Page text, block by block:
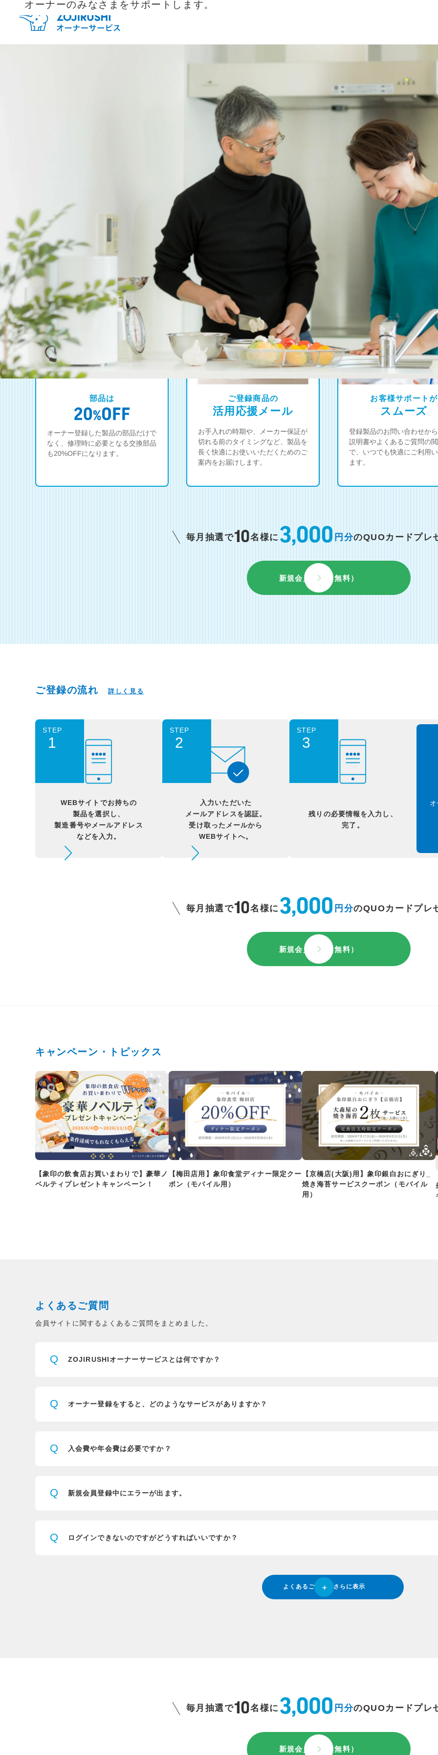
オーナーのみなさまをサポートします。
毎月抽選で 名様に 円分のQUOカードプレ
新規会員登録（無料） ログイン
※新規会員登録または追加製品登録をいただいた方が対象です
※オーナーサービスは日本国内にお住まいの個人の方向けサービスとなりま
オーナー限定！ つの登録特典
部品は
オーナー登録した製品の部品だけで
なく、修理時に必要となる交換部品
も20%OFFになります。
ご登録商品の
活用応援メール
お手入れの時期や、メーカー保証が
切れる前のタイミングなど、製品を
長く快適にお使いいただくためのご
案内をお届けします。
お客様サポートが
スムーズ
登録製品のお問い合わせか
説明書やよくあるご質問の
で、いつでも快適にご利用
ます。
毎月抽選で 名様に 円分のQUOカードプレ
新規会員登録（無料）
ご登録の流れ 詳しく見る
STEP
1
WEBサイトでお持ちの
製品を選択し、
製造番号やメールアドレス
などを入力。
STEP
2
入力いただいた
メールアドレスを認証。
受け取ったメールから
WEBサイトへ。
STEP
3
残りの必要情報を入力し、
完了。
毎月抽選で 名様に 円分のQUOカードプレ
新規会員登録（無料）
キャンペーン・トピックス
【象印の飲食店お買いまわりで】豪華ノ
ベルティプレゼントキャンペーン！
【梅田店用】象印食堂ディナー限定クー
ポン（モバイル用）
【京橋店(大阪)用】象印銀白おにぎり_
焼き海苔サービスクーポン（モバイル
用）
よくあるご質問
会員サイトに関するよくあるご質問をまとめました。
Q ZOJIRUSHIオーナーサービスとは何ですか？
Q オーナー登録をすると、 どのようなサービスがありますか？
Q 入会費や年会費は必要ですか？
Q 新規会員登録中にエラーが出ます。
Q ログインできないのですがどうすればいいですか？
よくあるご質問をさらに表示
毎月抽選で 名様に 円分のQUOカードプレ
新規会員登録（無料）